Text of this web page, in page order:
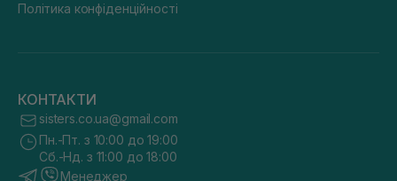
Політика конфіденційності
КОНТАКТИ
sisters.co.ua@gmail.com
Пн.-Пт. з 10:00 до 19:00
Сб.-Нд. з 11:00 до 18:00
Менеджер